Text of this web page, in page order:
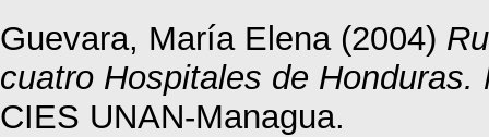
Guevara, María Elena(2004)
cuatro Hospitales de
CIES UNAN-Managua.